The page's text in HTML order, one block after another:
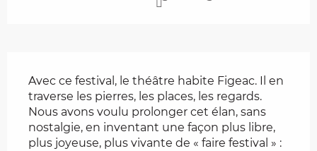
Avec ce festival, le théâtre habite Figeac. Il en
traverse les pierres, les places, les regards.
Nous avons voulu prolonger cet élan, sans
nostalgie, en inventant une façon plus libre,
plus joyeuse, plus vivante de « faire festival » :